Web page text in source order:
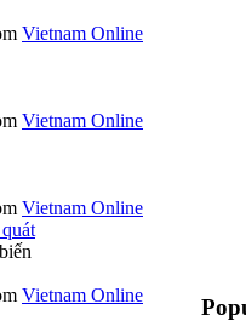
Vietnam Online
Vietnam Online
Vietnam Online
Vietnam Online